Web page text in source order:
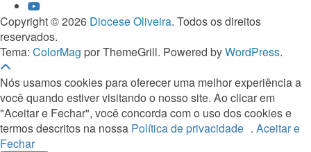
Copyright © 2026 Diocese Oliveira. Todos os direitos
reservados.
Tema: ColorMag por ThemeGrill. Powered byWordPress.
Nós usamos cookies para oferecer uma melhor experiência a
você quando estiver visitando o nosso site. Ao clicar em
"Aceitar e Fechar", você concorda com o uso dos cookies e
termos descritos na nossa Política de privacidade . Aceitar e
Fechar